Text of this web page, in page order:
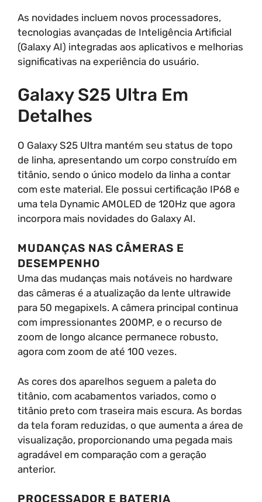
As novidades incluem novos processadores,
tecnologias avançadas de Inteligência Artificial
(Galaxy AI) integradas aos aplicativos e melhorias
significativas na experiência do usuário.
Galaxy S25 Ultra Em
Detalhes
O Galaxy S25 Ultra mantém seu status de topo
de linha, apresentando um corpo construído em
titânio, sendo o único modelo da linha a contar
com este material. Ele possui certificação IP68 e
uma tela Dynamic AMOLED de 120Hz que agora
incorpora mais novidades do Galaxy AI.
MUDANÇAS NAS CÂMERAS E
DESEMPENHO
Uma das mudanças mais notáveis no hardware
das câmeras é a atualização da lente ultrawide
para 50 megapixels. A câmera principal continua
com impressionantes 200MP, e o recurso de
zoom de longo alcance permanece robusto,
agora com zoom de até 100 vezes.
As cores dos aparelhos seguem a paleta do
titânio, com acabamentos variados, como o
titânio preto com traseira mais escura. As bordas
da tela foram reduzidas, o que aumenta a área de
visualização, proporcionando uma pegada mais
agradável em comparação com a geração
anterior.
PROCESSADOR E BATERIA